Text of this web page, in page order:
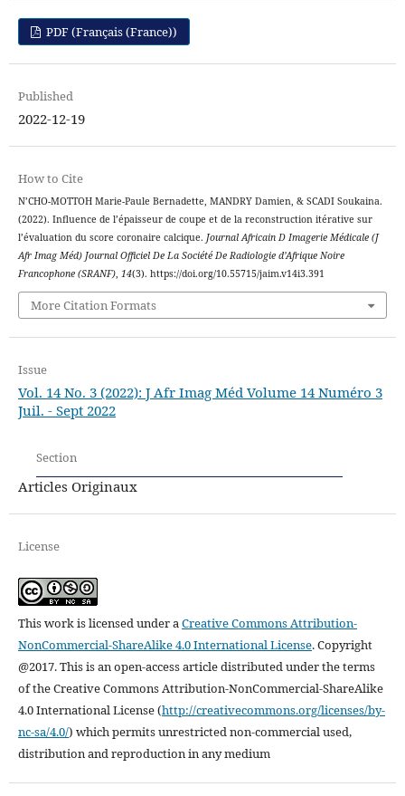
PDF (Français (France))
Published
2022-12-19
How to Cite
N’CHO-MOTTOH Marie-Paule Bernadette, MANDRY Damien, & SCADI Soukaina.
(2022). Influence de l’épaisseur de coupe et de la reconstruction itérative sur
l’évaluation du score coronaire calcique. Journal Africain D Imagerie Médicale (J
Afr Imag Méd) Journal Officiel De La Société De Radiologie d’Afrique Noire
Francophone (SRANF), 14(3). https://doi.org/10.55715/jaim.v14i3.391
More Citation Formats
Issue
Vol. 14 No. 3 (2022): J Afr Imag Méd Volume 14 Numéro 3
Juil. - Sept 2022
Section
Articles Originaux
License
This work is licensed under aCreative Commons Attribution-
NonCommercial-ShareAlike 4.0 International License.Copyright
@2017. This is an open-access article distributed under the terms
of the Creative Commons Attribution-NonCommercial-ShareAlike
4.0 International License (http://creativecommons.org/licenses/by-
nc-sa/4.0/) which permits unrestricted non-commercial used,
distribution and reproduction in any medium